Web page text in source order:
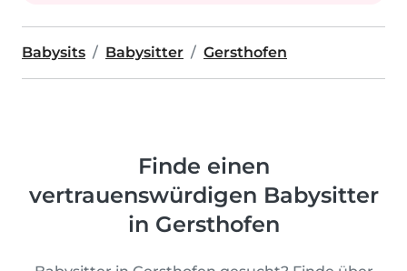
Babysits Babysitter Gersthofen
Finde einen
vertrauenswürdigen Babysitter
in Gersthofen